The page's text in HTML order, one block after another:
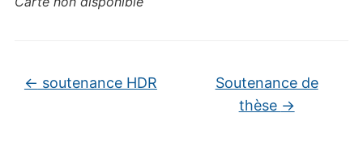
← soutenance HDR
Soutenance de
thèse →